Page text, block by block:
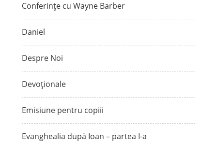
Conferințe cu Wayne Barber
Daniel
Despre Noi
Devoționale
Emisiune pentru copiii
Evanghealia după Ioan – partea I-a